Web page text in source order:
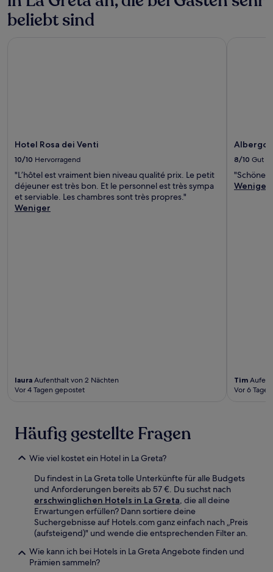
beliebt sind
Hotel Rosa dei Venti
10/10 Hervorragend
"L’hôtel est vraiment bien niveau qualité prix. Le petit
déjeuner est très bon. Et le personnel est très sympa
et serviable. Les chambres sont très propres."
Weniger
laura Aufenthalt von 2 Nächten
Vor 4 Tagen gepostet
Albergo
8/10 Gut
"Schöne
Weniger
Tim
Vor 6
Häufig gestellte Fragen
Wie viel kostet ein Hotel in La Greta?
Du findest in La Greta tolle Unterkünfte für alle Budgets
und Anforderungen bereits ab 57 €. Du suchst nach
erschwinglichen Hotels in La Greta, die all deine
Erwartungen erfüllen? Dann sortiere deine
Suchergebnisse auf Hotels.com ganz einfach nach „Preis
(aufsteigend)" und wende die entsprechenden Filter an.
Wie kann ich bei Hotels in La Greta Angebote finden und
Prämien sammeln?